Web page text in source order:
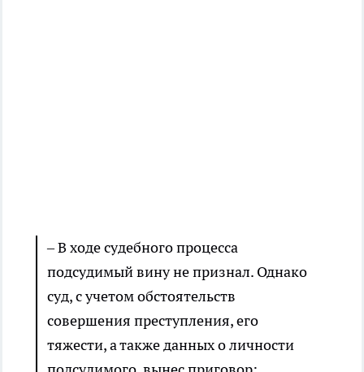
– В ходе судебного процесса
подсудимый вину не признал. Однако
суд, с учетом обстоятельств
совершения преступления, его
тяжести, а также данных о личности